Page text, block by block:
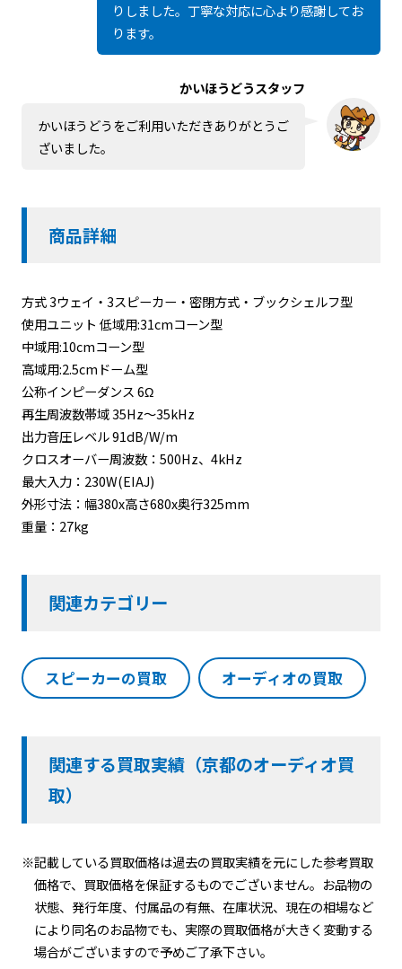
りしました。丁寧な対応に心より感謝してお
ります。
かいほうどうスタッフ
かいほうどうをご利用いただきありがとうご
ざいました。
商品詳細
方式 3ウェイ・3スピーカー・密閉方式・ブックシェルフ型
使用ユニット 低域用:31cmコーン型
中域用:10cmコーン型
高域用:2.5cmドーム型
公称インピーダンス 6Ω
再生周波数帯域 35Hz～35kHz
出力音圧レベル 91dB/W/m
クロスオーバー周波数：500Hz、4kHz
最大入力：230W(EIAJ)
外形寸法：幅380x高さ680x奥行325mm
重量：27kg
関連カテゴリー
スピーカーの買取 オーディオの買取
関連する買取実績（京都のオーディオ買
取）
※記載している買取価格は過去の買取実績を元にした参考買取
価格で、買取価格を保証するものでございません。お品物の
状態、発行年度、付属品の有無、在庫状況、現在の相場など
により同名のお品物でも、実際の買取価格が大きく変動する
場合がございますので予めご了承下さい。